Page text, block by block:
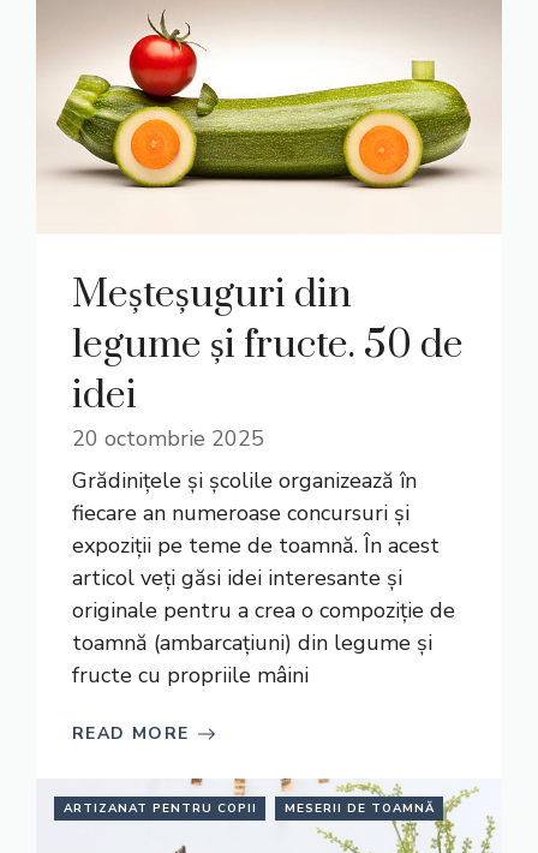
Meșteșuguri din
legume și fructe. 50 de
idei
20 octombrie 2025
Grădinițele și școlile organizează în
fiecare an numeroase concursuri și
expoziții pe teme de toamnă. În acest
articol veți găsi idei interesante și
originale pentru a crea o compoziție de
toamnă (ambarcațiuni) din legume și
fructe cu propriile mâini
READ MORE
ARTIZANAT PENTRU COPII MESERII DE TOAMNĂ